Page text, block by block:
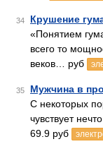
34 Крушение
«Понятием
всего то
веков… руб
35 Мужчина в
С некоторых
чувствует
69.9 руб